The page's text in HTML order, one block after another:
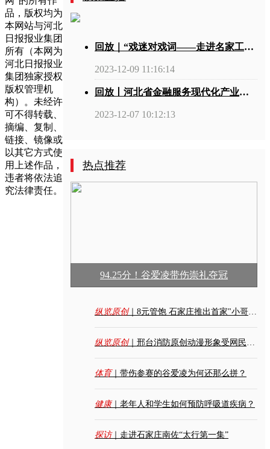
回放｜“戏迷对戏词——走进名家工作室”戏曲文化传承交流活动
2023-12-09 11:16:14
回放丨河北省金融服务现代化产业高质量发展新闻发布会
2023-12-07 10:12:13
热点推荐
94.25分！谷爱凌带伤崇礼夺冠
纵览原创｜8元管饱 石家庄推出首家"小哥餐桌"
纵览原创｜邢台消防原创动漫形象受网民追捧
体育｜​带伤参赛的谷爱凌为何还那么拼？
健康｜老年人和学生如何预防呼吸道疾病？
探访｜走进石家庄南佐“太行第一集”
品，版权均为
本网站与河北
日报报业集团
所有（本网为
河北日报报业
集团独家授权
版权管理机
构）。未经许
可不得转载、
摘编、复制、
链接、镜像或
以其它方式使
用上述作品，
违者将依法追
究法律责任。